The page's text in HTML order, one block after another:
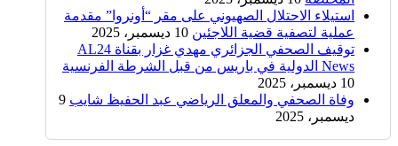
استيلاء الاحتلال الصهيوني على مقر “أونروا” مقدمة
عملية لتصفية قضية اللاجئين 10 ديسمبر، 2025
توقيف الصحفي الجزائري مهدي غزار بقناة AL24
News الدولية في باريس من قبل الشرطة الفرنسية
10 ديسمبر، 2025
وفاة الصحفي والمعلق الرياضي عبد الحفيظ شايب 9
ديسمبر، 2025